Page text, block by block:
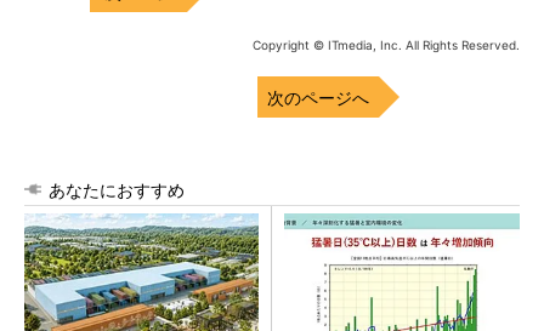
Copyright © ITmedia, Inc. All Rights Reserved.
次のページへ
あなたにおすすめ